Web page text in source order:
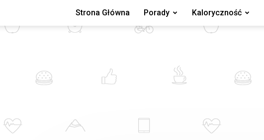
Strona Główna Porady Kaloryczność